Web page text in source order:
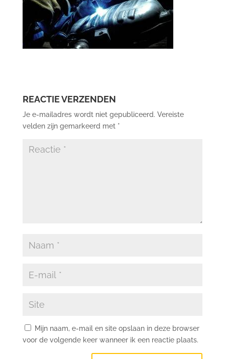
REACTIE VERZENDEN
Je e-mailadres wordt niet gepubliceerd. Vereiste
velden zijn gemarkeerd met *
Mijn naam, e-mail en site opslaan in deze browser
voor de volgende keer wanneer ik een reactie plaats.